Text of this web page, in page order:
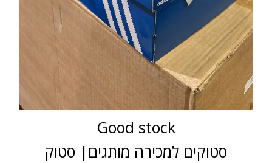
Good stock
סטוקים למכירה מותגים| סטוק